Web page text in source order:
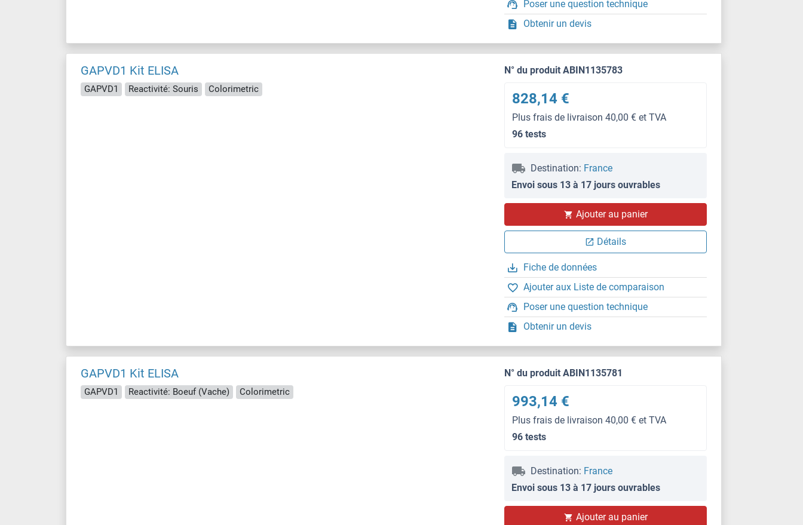
Poser une question technique
Obtenir un devis
GAPVD1 Kit ELISA
GAPVD1 Reactivité: Souris Colorimetric
N° du produit ABIN1135783
828,14 €
Plus frais de livraison 40,00 € et TVA
96 tests
Destination: France
Envoi sous 13 à 17 jours ouvrables
Ajouter au panier
Détails
Fiche de données
Ajouter aux Liste de comparaison
Poser une question technique
Obtenir un devis
GAPVD1 Kit ELISA
GAPVD1 Reactivité: Boeuf (Vache) Colorimetric
N° du produit ABIN1135781
993,14 €
Plus frais de livraison 40,00 € et TVA
96 tests
Destination: France
Envoi sous 13 à 17 jours ouvrables
Ajouter au panier